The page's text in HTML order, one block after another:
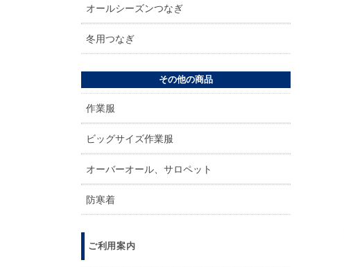
オールシーズンつなぎ
冬用つなぎ
その他の商品
作業服
ビッグサイズ作業服
オーバーオール、サロペット
防寒着
ご利用案内